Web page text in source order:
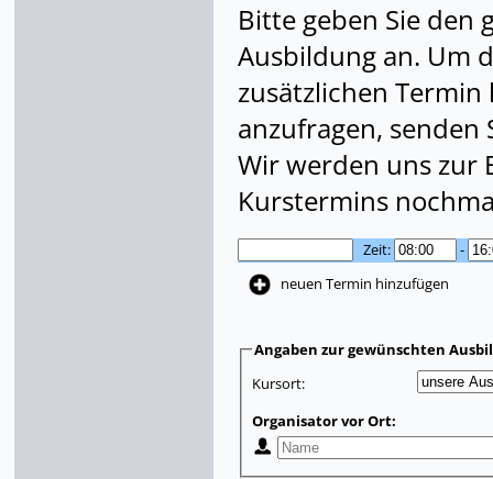
Bitte geben Sie den
Ausbildung an. Um
zusätzlichen
anzufragen, senden
Wir werden uns zur
Kurstermins
Zeit:
-
neuen Termin hinzufügen
Angaben zur gewünschten
Kursort:
Organisator vor Ort: